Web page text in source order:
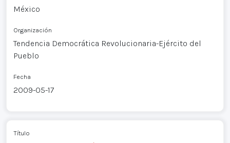
México
Organización
Tendencia Democrática Revolucionaria-Ejército del
Pueblo
Fecha
2009-05-17
Título